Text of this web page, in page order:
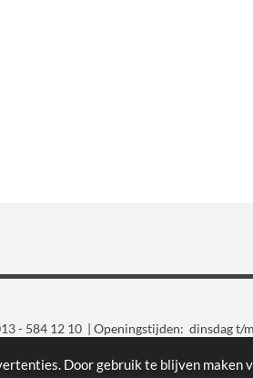
Door gebruik te blijven maken
- 584 12 10 | Openingstijden: dinsdag